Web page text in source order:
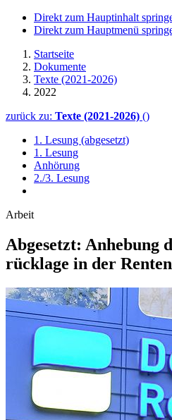
Direkt zum Hauptinhalt
Direkt zum Hauptmenü
Startseite
Dokumente
Texte (2021-2026)
2022
zurück zu: Texte (2021-2026) ()
1. Lesung (abgesetzt)
1. Lesung
Anhörung
2./3. Lesung
Arbeit
Abgesetzt: Anhebung
rücklage in der